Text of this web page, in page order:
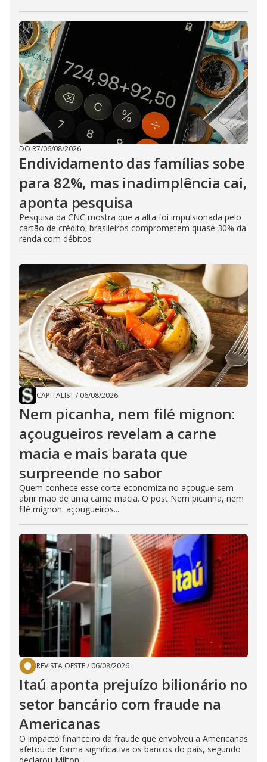
DO R7/06/08/2026
Endividamento das famílias sobe
para 82%, mas inadimplência cai,
aponta pesquisa
Pesquisa da CNC mostra que a alta foi impulsionada pelo
cartão de crédito; brasileiros comprometem quase 30% da
renda com débitos
CAPITALIST/ 06/08/2026
Nem picanha, nem filé mignon:
açougueiros revelam a carne
macia e mais barata que
surpreende no sabor
Quem conhece esse corte economiza no açougue sem
abrir mão de uma carne macia. O post Nem picanha, nem
filé mignon: açougueiros...
REVISTA OESTE/ 06/08/2026
Itaú aponta prejuízo bilionário no
setor bancário com fraude na
Americanas
O impacto financeiro da fraude que envolveu a Americanas
afetou de forma significativa os bancos do país, segundo